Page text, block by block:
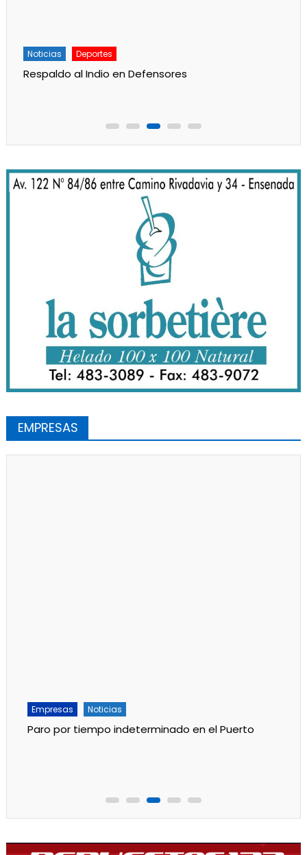
Noticias Deportes
Respaldo al Indio en Defensores
EMPRESAS
Empresas Noticias
Paro por tiempo indeterminado en el Puerto